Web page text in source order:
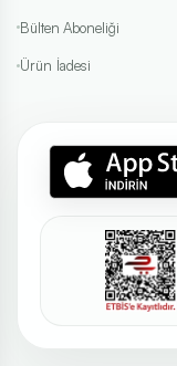
Bülten Aboneliği
Ürün İadesi